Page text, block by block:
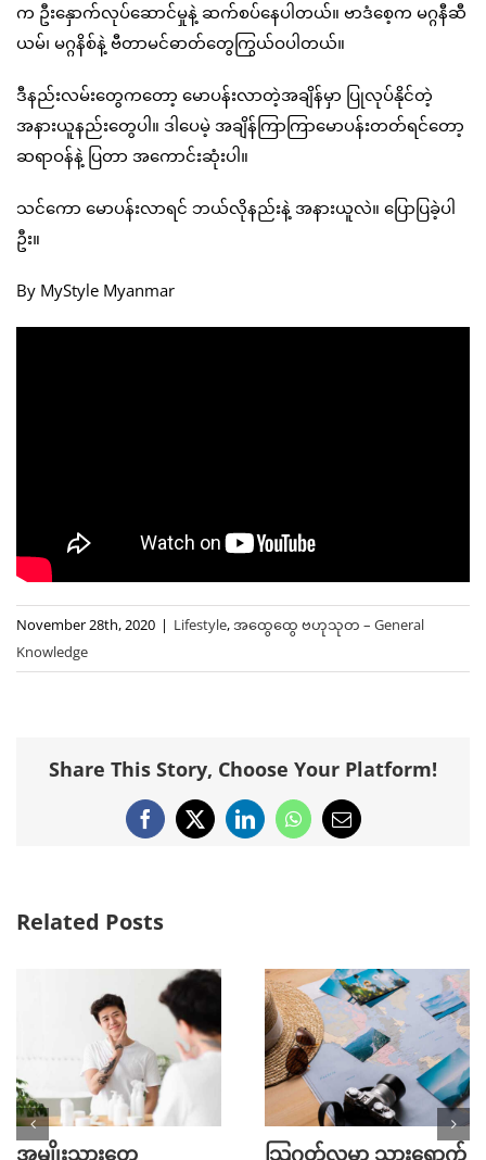
က ဦးနှောက်လုပ်ဆောင်မှုနဲ့ ဆက်စပ်နေပါတယ်။ ဗာဒံစေ့က မဂ္ဂနီဆီ
ယမ်၊ မဂ္ဂနိစ်နဲ့ ဗီတာမင်ဓာတ်တွေကြွယ်ဝပါတယ်။
ဒီနည်းလမ်းတွေကတော့ မောပန်းလာတဲ့အချိန်မှာ ပြုလုပ်နိုင်တဲ့
အနားယူနည်းတွေပါ။ ဒါပေမဲ့ အချိန်ကြာကြာမောပန်းတတ်ရင်တော့
ဆရာဝန်နဲ့ ပြတာ အကောင်းဆုံးပါ။
သင်ကော မောပန်းလာရင် ဘယ်လိုနည်းနဲ့ အနားယူလဲ။ ပြောပြခဲ့ပါ
ဦး။
By MyStyle Myanmar
November 28th, 2020 | Lifestyle,အထွေထွေ ဗဟုသုတ – General
Knowledge
Share This Story, Choose Your Platform!
Facebook
X LinkedInWhatsApp
Email
Related Posts
အမျိုးသားတွေ သြဂုတ်လမှာ သွားရောက်